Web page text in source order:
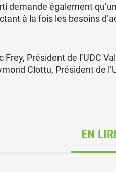
demande également
à la fois les besoins
Frey, Président de l’UDC
Clottu, Président de
EN